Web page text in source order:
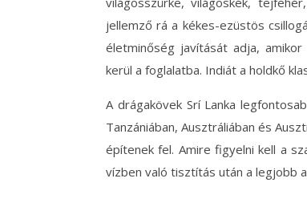
jellemző rá a kékes-ezüstös
életminőség javítását adja,
kerül a foglalatba. Indiát a holdkő
A drágakövek Srí Lanka
Tanzániában, Ausztráliában és
építenek fel. Amire figyelni kell a
vízben való tisztítás után a legjobb